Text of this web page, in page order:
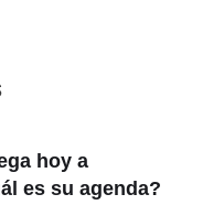
hoy a
es su agenda?